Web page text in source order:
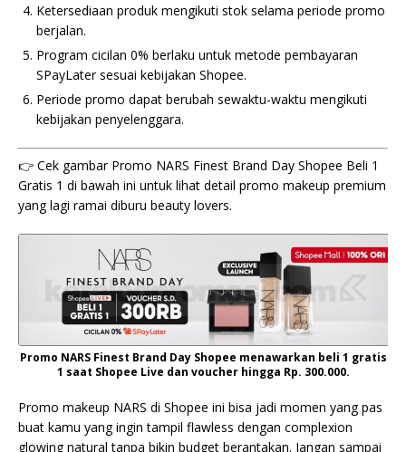
Ketersediaan produk mengikuti stok selama periode promo
berjalan.
Program cicilan 0% berlaku untuk metode pembayaran
SPayLater sesuai kebijakan Shopee.
Periode promo dapat berubah sewaktu-waktu mengikuti
kebijakan penyelenggara.
👉 Cek gambar Promo NARS Finest Brand Day Shopee Beli 1
Gratis 1 di bawah ini untuk lihat detail promo makeup premium
yang lagi ramai diburu beauty lovers.
Promo NARS Finest Brand Day Shopee menawarkan beli 1 gratis
1 saat Shopee Live dan voucher hingga Rp. 300.000.
Promo makeup NARS di Shopee ini bisa jadi momen yang pas
buat kamu yang ingin tampil flawless dengan complexion
glowing natural tanpa bikin budget berantakan. Jangan sampai